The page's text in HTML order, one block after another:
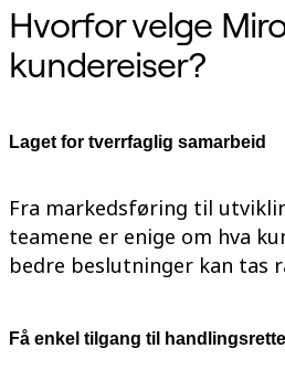
Tidslinjer
TalkTrack
Tabeller
Docs
Utforsk KI-
Diagramming
Seminarer
Idémyldring
Tankekart
Spesialisert
Veikart
Hvorfor velge
kundereiser?
Laget for tverrfaglig samarbeid
Fra markedsføring til
teamene er enige om hva
bedre beslutninger kan tas
Få enkel tilgang til